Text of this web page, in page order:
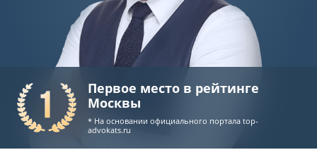
Первое место в рейтинге
Москвы
* На основании официального порталаtop-
advokats.ru